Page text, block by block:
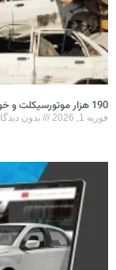
190 هزار موتورسیکلت و خودرو اسقاط شد
فوریه 1, 2026 بدون دیدگاه